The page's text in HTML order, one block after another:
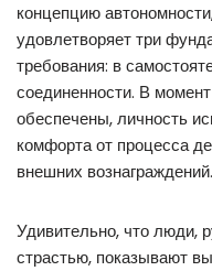
концепцию
удовлетворяет три
требования: в
соединенности. В
обеспечены, личность
комфорта от процесса
внешних вознаграждений.
Удивительно, что люди,
страстью, показывают